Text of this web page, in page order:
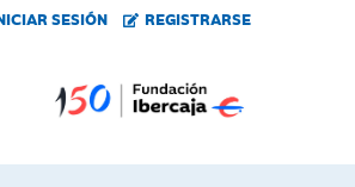
SESIÓN REGISTRARSE